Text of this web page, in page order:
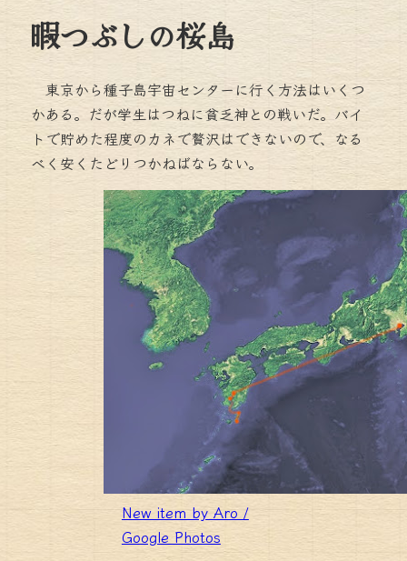
暇つぶしの桜島
東京から種子島宇宙センターに行く方法はいくつ
かある。だが学生はつねに貧乏神との戦いだ。バイ
トで貯めた程度のカネで贅沢はできないので、なる
べく安くたどりつかねばならない。
New item by Aro /
Google Photos